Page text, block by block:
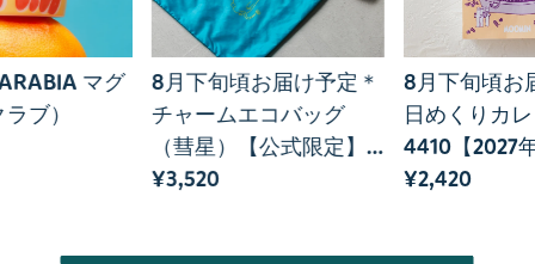
マグ
ブ）
8月下旬頃お届け予定＊
チャームエコバッグ
（彗星）【公式限定】
＜予約商品＞
¥3,520
8月下旬頃お
日めくりカ
4410【2027
り】＜予約
¥2,420